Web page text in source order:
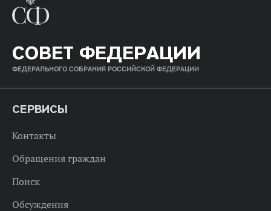
СОВЕТ ФЕДЕРАЦИИ
ФЕДЕРАЛЬНОГО СОБРАНИЯ РОССИЙСКОЙ ФЕДЕРАЦИИ
СЕРВИСЫ
Контакты
Обращения граждан
Поиск
Обсуждения